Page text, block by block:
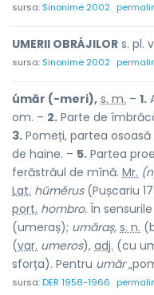
sursa: Sinonime 2002
UMERII OBRÁJILOR s. pl.
sursa: Sinonime 2002
úmăr (-meri), s. m. – 1.
om. – 2. Parte de
3. Pomeți, partea
de haine. – 5. Partea
ferăstrăul de mînă. Mr.
Lat. hŭmĕrus(Pușcariu
port. hombro. În
(umeraș); umăraș, s. n.
(var. umeros), adj. (cu
sforța). Pentru umăr
sursa:DER 1958-1966